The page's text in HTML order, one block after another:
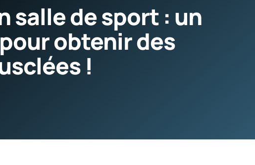
salle de sport : un
obtenir des
!